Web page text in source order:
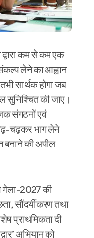
द्वारा कम से कम एक
लेने का आह्वान
सार्थक होगा जब
सुनिश्चित की जाए।
संगठनों एवं
चढ़कर भाग लेने
बनाने की अपील
मेला-2027 की
सौंदर्यीकरण तथा
प्राथमिकता दी
अभियान को